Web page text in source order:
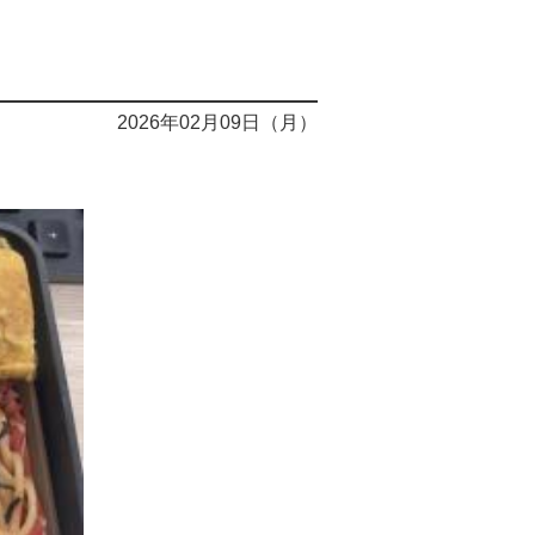
2026年02月09日（月）